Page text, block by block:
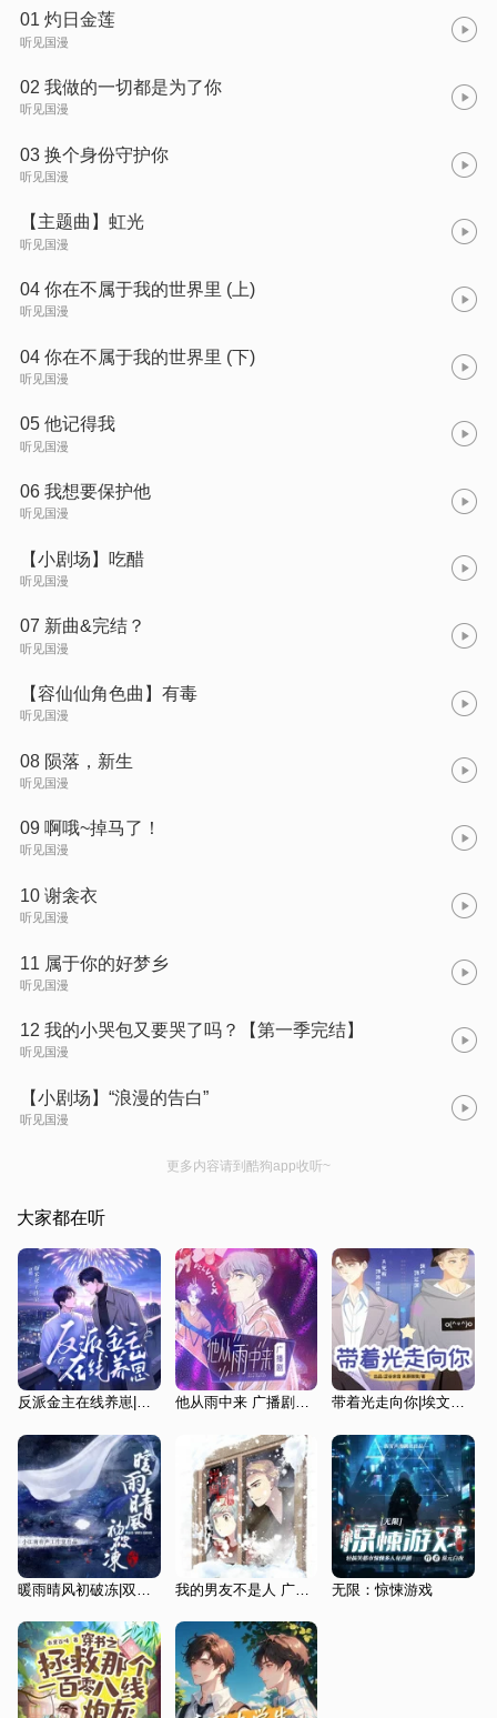
术有限公司 音乐统筹Promotion:贰哲@乐馨音乐
01 灼日金莲
听见国漫
02 我做的一切都是为了你
听见国漫
03 换个身份守护你
听见国漫
【主题曲】虹光
听见国漫
04 你在不属于我的世界里 (上)
听见国漫
04 你在不属于我的世界里 (下)
听见国漫
05 他记得我
听见国漫
06 我想要保护他
听见国漫
【小剧场】吃醋
听见国漫
07 新曲&完结？
听见国漫
【容仙仙角色曲】有毒
听见国漫
08 陨落，新生
听见国漫
09 啊哦~掉马了！
听见国漫
10 谢衾衣
听见国漫
11 属于你的好梦乡
听见国漫
12 我的小哭包又要哭了吗？【第一季完结】
听见国漫
【小剧场】“浪漫的告白”
听见国漫
更多内容请到酷狗app收听~
大家都在听
反派金主在线养崽|甜宠＆搞笑 他从雨中来 广播剧｜哪吒2敖丙同cv 带着光走向你|埃文&天花板
我的男友不是人 广播剧 无限：惊悚游戏